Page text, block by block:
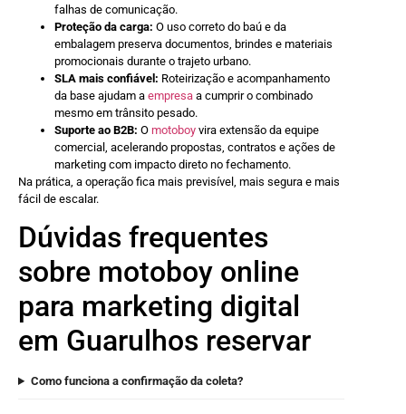
falhas de comunicação.
Proteção da carga: O uso correto do baú e da
embalagem preserva documentos, brindes e materiais
promocionais durante o trajeto urbano.
SLA mais confiável: Roteirização e acompanhamento
da base ajudam a empresa a cumprir o combinado
mesmo em trânsito pesado.
Suporte ao B2B: O motoboy vira extensão da equipe
comercial, acelerando propostas, contratos e ações de
marketing com impacto direto no fechamento.
Na prática, a operação fica mais previsível, mais segura e mais
fácil de escalar.
Dúvidas frequentes
sobre motoboy online
para marketing digital
em Guarulhos reservar
Como funciona a confirmação da coleta?